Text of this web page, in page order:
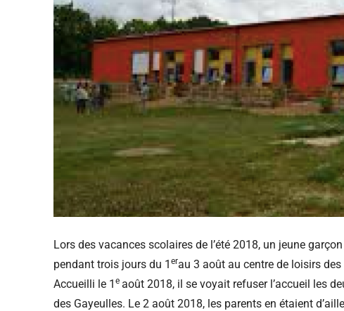
Lors des vacances scolaires de l’été 2018, un jeune
pendant trois jours du 1 erau 3 août au centre de loisirs
Accueilli le 1 e août 2018, il se voyait refuser l’accueil les
des Gayeulles. Le 2 août 2018, les parents en étaient